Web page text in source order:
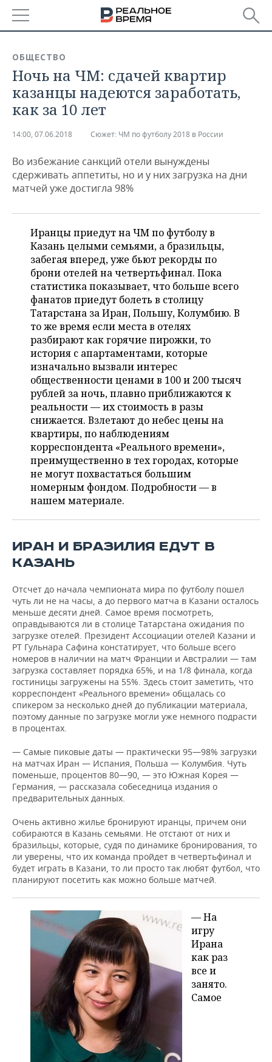
БАШКОРТОСТАН
ТАТАРСТАН
НОВОСТИ
АНАЛИТИКА
ДЕКЛАРАЦИИ О ДОХОДАХ
КОРОЛИ ГОСЗАКАЗА ПФО
ВУЗЫ ТАТАРСТАНА
КОМУ ПРИНАДЛЕЖАТ
ТОРГОВЫЕ ЦЕНТРЫ
ТАТАРСТАНА
НОВОСТИ ЭКОНОМИКИ
ФИНАНСЫ
БАНКИ
БЮДЖЕТ
ИНВЕСТИЦИИ
ПРОМЫШЛЕННОСТЬ
НОВОСТИ
ПРОМЫШЛЕННОСТИ
МАШИНОСТРОЕНИЕ
НЕФТЕХИМИЯ
НЕФТЬ
ОПК
ЭНЕРГЕТИКА
НЕДВИЖИМОСТЬ
НОВОСТИ НЕДВИЖИМОСТИ
АВТО
НОВОСТИ АВТО
БИЗНЕС
НОВОСТИ БИЗНЕСА
РОЗНИЧНАЯ ТОРГОВЛЯ
ТРАНСПОРТ
УСЛУГИ
ТЕХНОЛОГИИ
НОВОСТИ ТЕХНОЛОГИЙ
МЕДИА
ТЕЛЕКОММУНИКАЦИИ
МЕРОПРИЯТИЯ
НОВОСТИ МЕРОПРИЯТИЙ
ВЫЕЗДНАЯ РЕДАКЦИЯ
БИЗНЕС-БРАНЧИ
ONLINE-КОНФЕРЕНЦИИ
ОТКРЫТАЯ ЛЕКЦИЯ
СПОРТ
НОВОСТИ СПОРТА
ФУТБОЛ
ХОККЕЙ
БАСКЕТБОЛ
ВОЛЕЙБОЛ
КИБЕРСПОРТ
ФИГУРНОЕ КАТАНИЕ
ВОДНЫЕ ВИДЫ СПОРТА
ОБЩЕСТВО
НОВОСТИ ОБЩЕСТВА
ВЛАСТЬ
ИНФРАСТРУКТУРА
ИСТОРИЯ
КУЛЬТУРА
МЕДИЦИНА
ОБРАЗОВАНИЕ
ФОТОГАЛЕРЕЯ
СЮЖЕТЫ
СПРАВОЧНИК
СПИСОК ПЕРСОН
СПИСОК КОМПАНИЙ
ПОЛНАЯ ВЕРСИЯ
ОБЩЕСТВО
Ночь на ЧМ: сдачей квартир
казанцы надеются заработать,
как за 10 лет
14:00, 07.06.2018 Сюжет: ЧМ по футболу 2018 в России
Во избежание санкций отели вынуждены
сдерживать аппетиты, но и у них загрузка на дни
матчей уже достигла 98%
Иранцы приедут на ЧМ по футболу в
Казань целыми семьями, а бразильцы,
забегая вперед, уже бьют рекорды по
брони отелей на четвертьфинал. Пока
статистика показывает, что больше всего
фанатов приедут болеть в столицу
Татарстана за Иран, Польшу, Колумбию. В
то же время если места в отелях
разбирают как горячие пирожки, то
история с апартаментами, которые
изначально вызвали интерес
общественности ценами в 100 и 200 тысяч
рублей за ночь, плавно приближаются к
реальности — их стоимость в разы
снижается. Взлетают до небес цены на
квартиры, по наблюдениям
корреспондента «Реального времени»,
преимущественно в тех городах, которые
не могут похвастаться большим
номерным фондом. Подробности — в
нашем материале.
ИРАН И БРАЗИЛИЯ ЕДУТ В
КАЗАНЬ
Отcчет до начала чемпионата мира по футболу пошел
чуть ли не на часы, а до первого матча в Казани осталось
меньше десяти дней. Самое время посмотреть,
оправдываются ли в столице Татарстана ожидания по
загрузке отелей. Президент Ассоциации отелей Казани и
РТ Гульнара Сафина констатирует, что больше всего
номеров в наличии на матч Франции и Австралии — там
загрузка составляет порядка 65%, и на 1/8 финала, когда
гостиницы загружены на 55%. Здесь стоит заметить, что
корреспондент «Реального времени» общалась со
спикером за несколько дней до публикации материала,
поэтому данные по загрузке могли уже немного подрасти
в процентах.
— Самые пиковые даты — практически 95—98% загрузки
на матчах Иран — Испания, Польша — Колумбия. Чуть
поменьше, процентов 80—90, — это Южная Корея —
Германия, — рассказала собеседница издания о
предварительных данных.
Очень активно жилье бронируют иранцы, причем они
собираются в Казань семьями. Не отстают от них и
бразильцы, которые, судя по динамике бронирования, то
ли уверены, что их команда пройдет в четвертьфинал и
будет играть в Казани, то ли просто так любят футбол, что
планируют посетить как можно больше матчей.
— На
игру
Ирана
как раз
все и
занято.
Самое